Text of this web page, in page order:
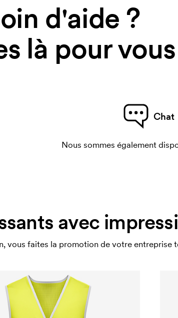
d'aide ?
là pour
Chat
Nous sommes également
avec
vous faites la promotion de votre entreprise